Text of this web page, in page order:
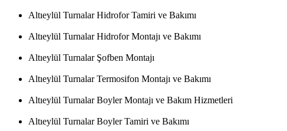
Altıeylül Turnalar Hidrofor Tamiri ve Bakımı
Altıeylül Turnalar Hidrofor Montajı ve Bakımı
Altıeylül Turnalar Şofben Montajı
Altıeylül Turnalar Termosifon Montajı ve Bakımı
Altıeylül Turnalar Boyler Montajı ve Bakım Hizmetleri
Altıeylül Turnalar Boyler Tamiri ve Bakımı